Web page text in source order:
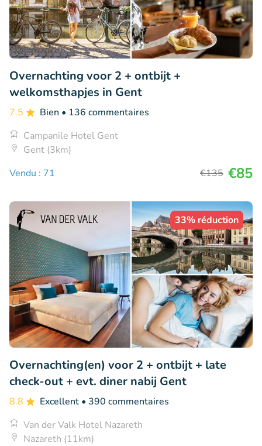
Overnachting voor 2 + ontbijt +
welkomsthapjes in Gent
7.5 Bien • 136 commentaires
Campanile Hotel Gent
Gent (3km)
Vendu : 71
€135 €85
33% réduction
Overnachting(en) voor 2 + ontbijt + late
check-out + evt. diner nabij Gent
8.8 Excellent • 390 commentaires
Van der Valk Hotel Nazareth
Nazareth (11km)